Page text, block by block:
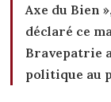
Axe du Bien
déclaré ce
Bravepatrie
politique au